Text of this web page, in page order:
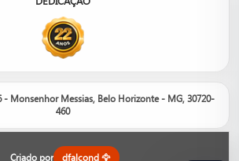
catálogo de produtos, não um e-commerce.
disponibilidade em estoque e opções.
- Monsenhor Messias, Belo Horizonte - MG, 30720-
460
Criado por dfalcond 🦅